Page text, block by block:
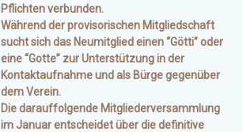
Pflichten verbunden.
Während der provisorischen Mitgliedschaft
sucht sich das Neumitglied einen “Götti” oder
eine “Gotte” zur Unterstützung in der
Kontaktaufnahme und als Bürge gegenüber
dem Verein.
Die darauffolgende Mitgliederversammlung
im Januar entscheidet über diedefinitive